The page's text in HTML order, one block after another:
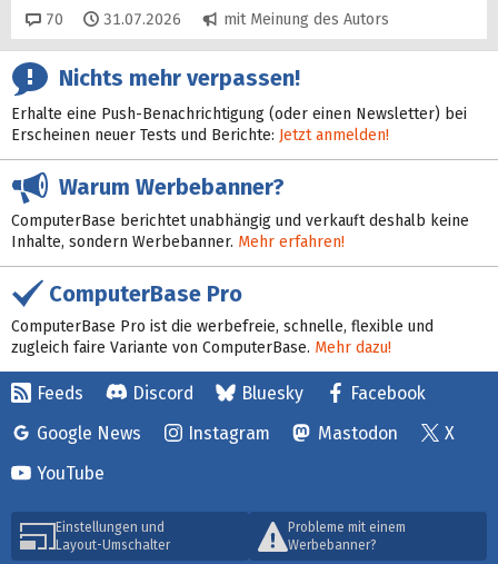
70 Kommentare
31.07.2026 mit Meinung des Autors
Nichts mehr verpassen!
Erhalte eine Push-Benachrichtigung (oder einen Newsletter) bei
Erscheinen neuer Tests und Berichte: Jetzt anmelden!
Warum Werbebanner?
ComputerBase berichtet unabhängig und verkauft deshalb keine
Inhalte, sondern Werbebanner. Mehr erfahren!
ComputerBase Pro
ComputerBase Pro ist die werbefreie, schnelle, flexible und
zugleich faire Variante von ComputerBase. Mehr dazu!
Feeds Discord Bluesky
Facebook
Google News
Instagram Mastodon
X
YouTube
Einstellungen und
Layout-Umschalter
Probleme mit einem
Werbebanner?